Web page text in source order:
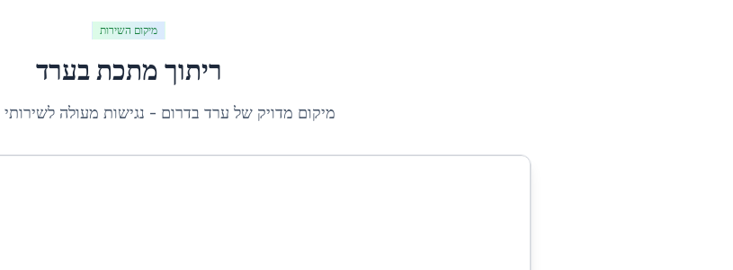
מיקום השירות
ריתוך מתכת בערד
מיקום מדויק של ערד בדרום - נגישות מעולה לשירותי